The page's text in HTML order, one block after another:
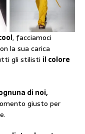
, facciamoci
la sua carica
gli stilisti il colore
di noi,
giusto per